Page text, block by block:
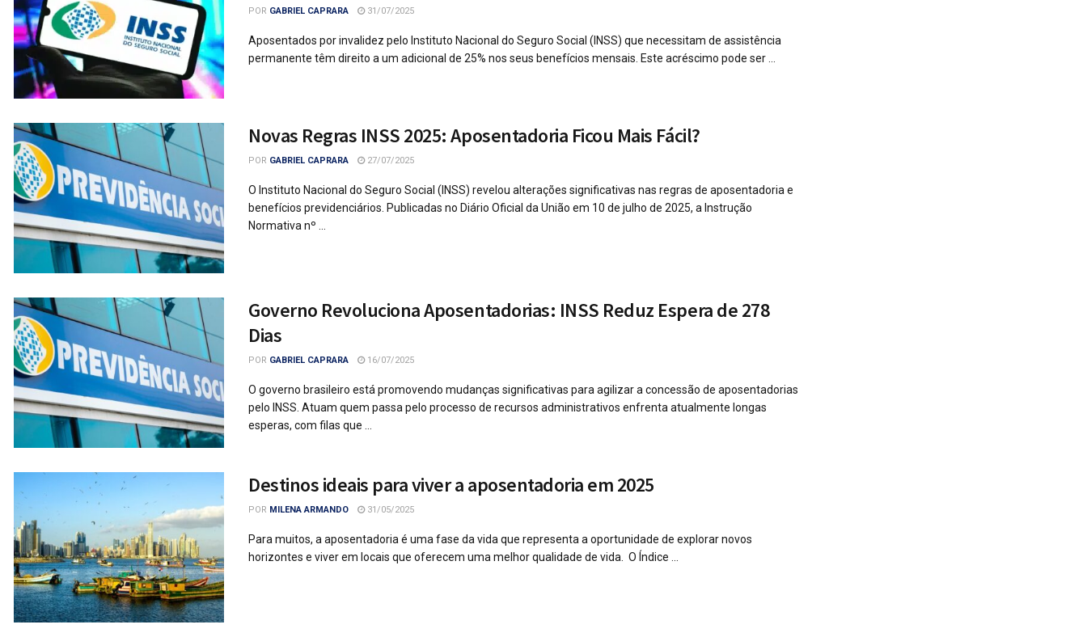
POR GABRIEL CAPRARA 31/07/2025
Aposentados por invalidez pelo Instituto Nacional do Seguro Social (INSS) que necessitam de assistência
permanente têm direito a um adicional de 25% nos seus benefícios mensais. Este acréscimo pode ser ...
Novas Regras INSS 2025: Aposentadoria Ficou Mais Fácil?
POR GABRIEL CAPRARA 27/07/2025
O Instituto Nacional do Seguro Social (INSS) revelou alterações significativas nas regras de aposentadoria e
benefícios previdenciários. Publicadas no Diário Oficial da União em 10 de julho de 2025, a Instrução
Normativa nº ...
Governo Revoluciona Aposentadorias: INSS Reduz Espera de 278
Dias
POR GABRIEL CAPRARA 16/07/2025
O governo brasileiro está promovendo mudanças significativas para agilizar a concessão de aposentadorias
pelo INSS. Atuam quem passa pelo processo de recursos administrativos enfrenta atualmente longas
esperas, com filas que ...
Destinos ideais para viver a aposentadoria em 2025
POR MILENA ARMANDO 31/05/2025
Para muitos, a aposentadoria é uma fase da vida que representa a oportunidade de explorar novos
horizontes e viver em locais que oferecem uma melhor qualidade de vida. O Índice ...